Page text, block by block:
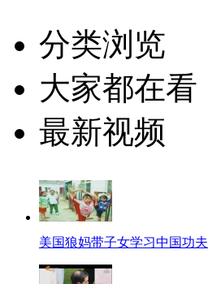
分类浏览
大家都在看
最新视频
美国狼妈带子女学习中国功夫